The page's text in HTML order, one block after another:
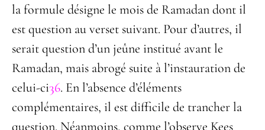
la formule désigne le mois de Ramadan dont il
est question au verset suivant. Pour d’autres, il
serait question d’un jeûne institué avant le
Ramadan, mais abrogé suite à l’instauration de
celui-ci36. En l’absence d’éléments
complémentaires, il est difficile de trancher la
question. Néanmoins, comme l’observe Kees